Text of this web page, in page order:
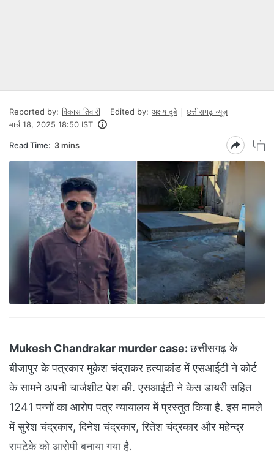
Reported by: विकास तिवारी Edited by: अक्षय दुबे
छत्तीसगढ़ न्यूज़
मार्च 18, 2025 18:50 IST
Read Time: 3 mins
Mukesh Chandrakar murder case:छत्तीसगढ़ के
बीजापुर के पत्रकार मुकेश चंद्राकर हत्याकांड में एसआईटी ने कोर्ट
के सामने अपनी चार्जशीट पेश की. एसआईटी ने केस डायरी सहित
1241 पन्नों का आरोप पत्र न्यायालय में प्रस्तुत किया है. इस मामले
में सुरेश चंद्रकार, दिनेश चंद्रकार, रितेश चंद्रकार और महेन्द्र
रामटेके को आरोपी बनाया गया है.